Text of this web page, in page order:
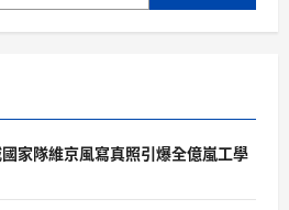
家隊維京風寫真照引爆全億嵐工學